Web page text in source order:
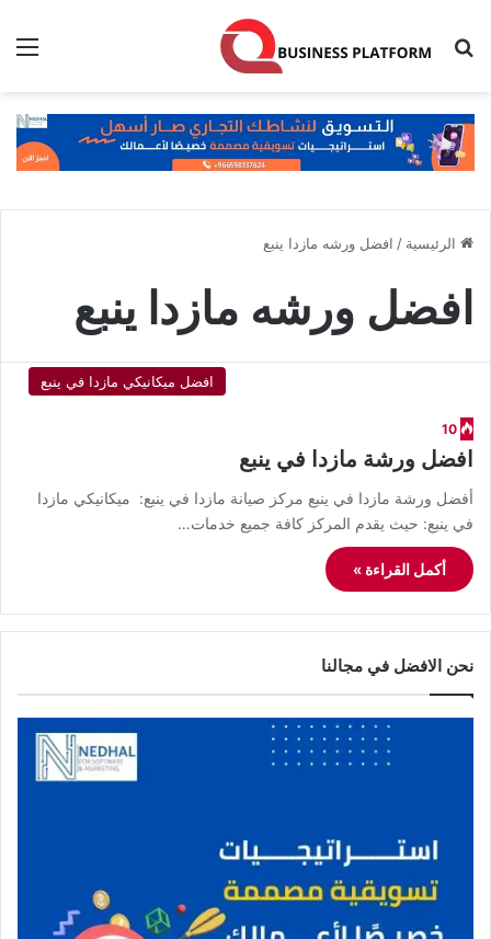
بحث عن
الرئيسية / افضل ورشه مازدا ينبع
افضل ورشه مازدا ينبع
افضل ميكانيكي مازدا في ينبع
10
افضل ورشة مازدا في ينبع
أفضل ورشة مازدا في ينبع مركز صيانة مازدا في ينبع: ميكانيكي مازدا
في ينبع: حيث يقدم المركز كافة جميع خدمات…
أكمل القراءة »
نحن الافضل في مجالنا